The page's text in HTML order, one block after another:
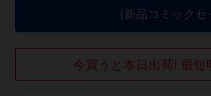
(新品コミックセ
今買うと本日出荷! 最短